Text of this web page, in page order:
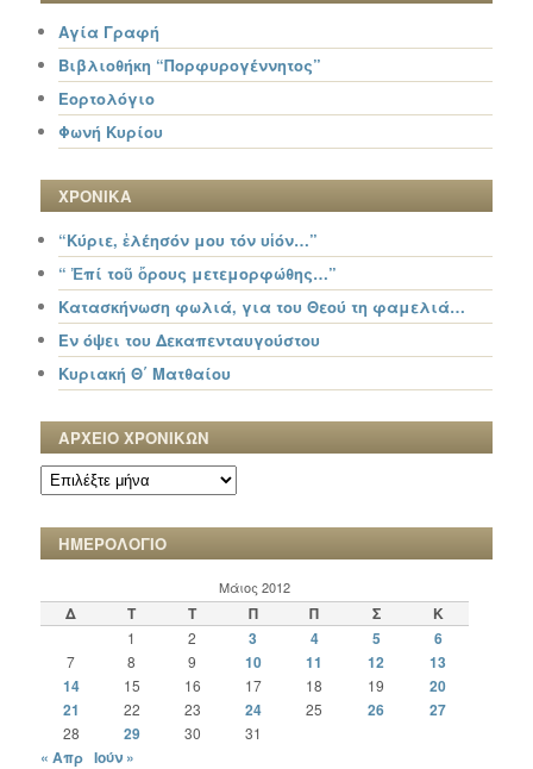
Αγία Γραφή
Βιβλιοθήκη “Πορφυρογέννητος”
Εορτολόγιο
Φωνή Κυρίου
ΧΡΟΝΙΚΑ
“Κύριε, ἐλέησόν μου τόν υἱόν…”
“ Ἐπί τοῦ ὄρους μετεμορφώθης…”
Κατασκήνωση φωλιά, για του Θεού τη φαμελιά…
Εν όψει του Δεκαπενταυγούστου
Κυριακή Θ΄ Ματθαίου
ΑΡΧΕΙΟ ΧΡΟΝΙΚΩΝ
ΑΡΧΕΙΟ
ΧΡΟΝΙΚΩΝ
ΗΜΕΡΟΛΟΓΙΟ
Μάιος 2012
Δ Τ Τ Π Π Σ Κ
1 2 3 4 5 6
7 8 9 10 11 12
13
14
15 16 17 18 19
20
21
22 23 24 25 26 27
28 29 30 31
« Απρ Ιούν »